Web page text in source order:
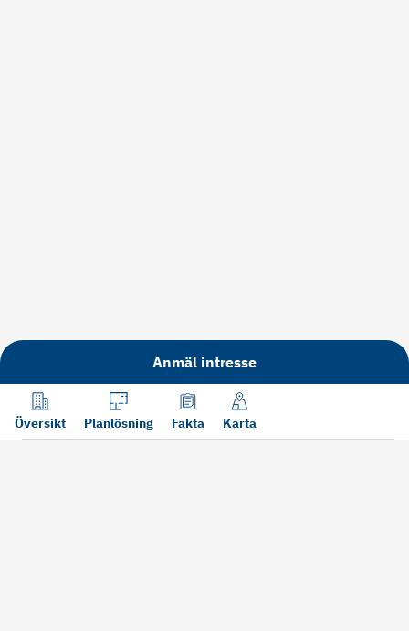
Anmäl intresse
Översikt Planlösning Fakta Karta